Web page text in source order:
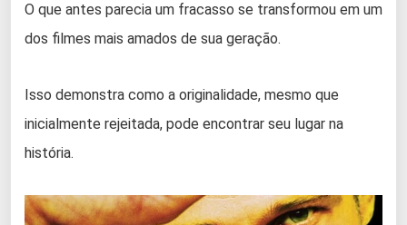
O que antes parecia um fracasso se transformou em um
dos filmes mais amados de sua geração.
Isso demonstra como a originalidade, mesmo que
inicialmente rejeitada, pode encontrar seu lugar na
história.